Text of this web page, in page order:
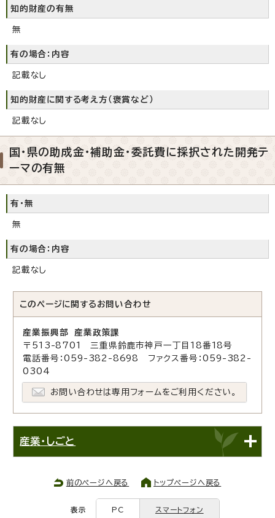
知的財産の有無
無
有の場合：内容
記載なし
知的財産に関する考え方（褒賞など）
記載なし
国・県の助成金・補助金・委託費に採択された開発テ
ーマの有無
有・無
無
有の場合：内容
記載なし
このページに関する お問い合わせ
産業振興部 産業政策課
〒513-8701 三重県鈴鹿市神戸一丁目18番18号
電話番号：059-382-8698 ファクス番号：059-382-
0304
お問い合わせは専用フォームをご利用ください。
産業・しごと
前のページへ戻る トップページへ戻る
表示 PC スマートフォン